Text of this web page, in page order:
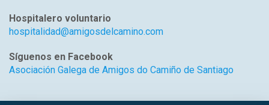
Hospitalero voluntario
hospitalidad@amigosdelcamino.com
Síguenos en Facebook
Asociación Galega de Amigos do Camiño de Santiago